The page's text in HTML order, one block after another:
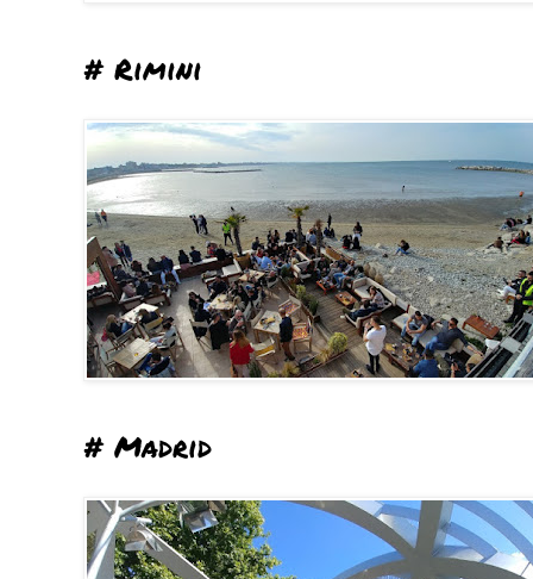
# Rimini
# Madrid